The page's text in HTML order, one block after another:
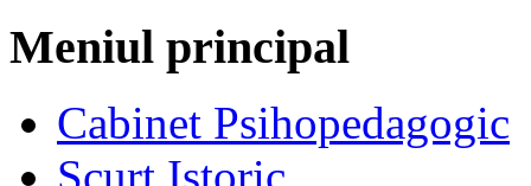
Meniul principal
Cabinet Psihopedagogic